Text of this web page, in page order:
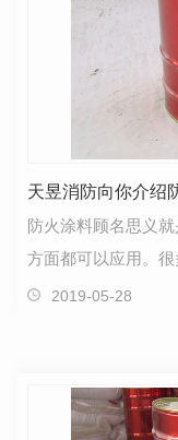
天昱消防向你介绍
防火涂料顾名思义
方面都可以应用。
火？那是因为里面
2019-05-28